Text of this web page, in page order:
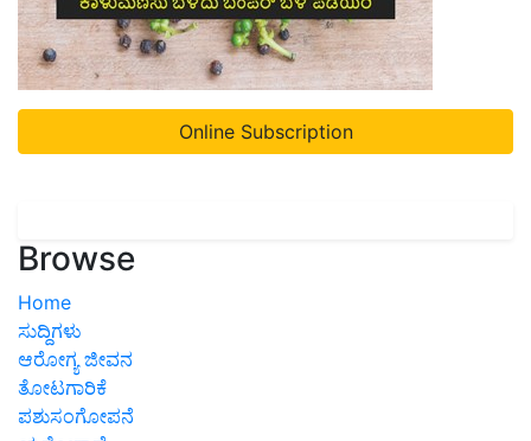
Online Subscription
Browse
Home
ಸುದ್ದಿಗಳು
ಆರೋಗ್ಯ ಜೀವನ
ತೋಟಗಾರಿಕೆ
ಪಶುಸಂಗೋಪನೆ